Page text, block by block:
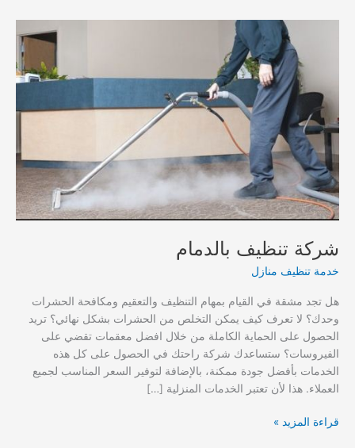
شركة تنظيف بالدمام
خدمة تنظيف منازل
هل تجد مشقة في القيام بمهام التنظيف والتعقيم ومكافحة الحشرات
وحدك؟ لا تعرف كيف يمكن التخلص من الحشرات بشكل نهائي؟ تريد
الحصول على الحماية الكاملة من خلال افضل معقمات تقضي على
الفيروسات؟ ستساعدك شركة راحتك في الحصول على كل هذه
الخدمات بأفضل جودة ممكنة، بالإضافة لتوفير السعر المناسب لجميع
العملاء. هذا لأن تعتبر الخدمات المنزلية […]
شركة
قراءة المزيد »